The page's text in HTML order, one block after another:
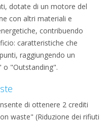
dotate di un motore del
con altri materiali e
contribuendo
caratteristiche che
raggiungendo un
o "Outstanding".
di ottenere 2 crediti
waste" (Riduzione dei rifiuti